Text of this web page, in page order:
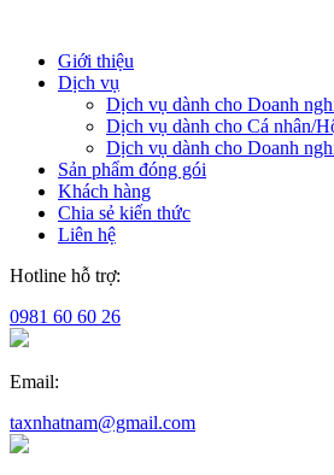
Giới thiệu
Dịch vụ
Dịch vụ dành cho Doanh
Dịch vụ dành cho Cá nhân/
Dịch vụ dành cho Doanh
Sản phẩm đóng gói
Khách hàng
Chia sẻ kiến thức
Liên hệ
Hotline hỗ trợ:
0981 60 60 26
Email:
taxnhatnam@gmail.com